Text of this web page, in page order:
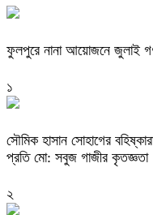
ফুলপুরে নানা আয়োজনে জুলাই
১
সৌমিক হাসান সোহাগের
প্রতি মো: সবুজ গাজীর কৃতজ্ঞতা
২